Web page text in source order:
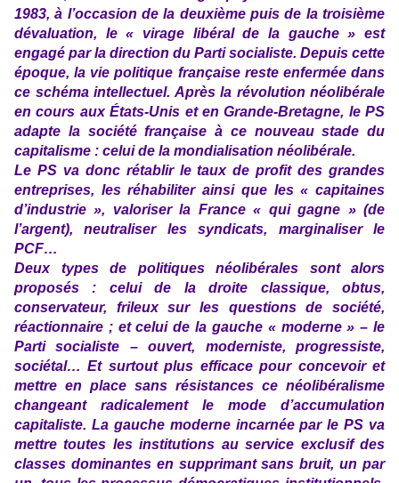
1983, à l’occasion de la deuxième puis de la troisième
dévaluation, le « virage libéral de la gauche » est
engagé par la direction du Parti socialiste. Depuis cette
époque, la vie politique française reste enfermée dans
ce schéma intellectuel. Après la révolution néolibérale
en cours aux États-Unis et en Grande-Bretagne, le PS
adapte la société française à ce nouveau stade du
capitalisme : celui de la mondialisation néolibérale.
Le PS va donc rétablir le taux de profit des grandes
entreprises, les réhabiliter ainsi que les « capitaines
d’industrie », valoriser la France « qui gagne » (de
l’argent), neutraliser les syndicats, marginaliser le
PCF…
Deux types de politiques néolibérales sont alors
proposés : celui de la droite classique, obtus,
conservateur, frileux sur les questions de société,
réactionnaire ; et celui de la gauche « moderne » – le
Parti socialiste – ouvert, moderniste, progressiste,
sociétal… Et surtout plus efficace pour concevoir et
mettre en place sans résistances ce néolibéralisme
changeant radicalement le mode d’accumulation
capitaliste. La gauche moderne incarnée par le PS va
mettre toutes les institutions au service exclusif des
classes dominantes en supprimant sans bruit, un par